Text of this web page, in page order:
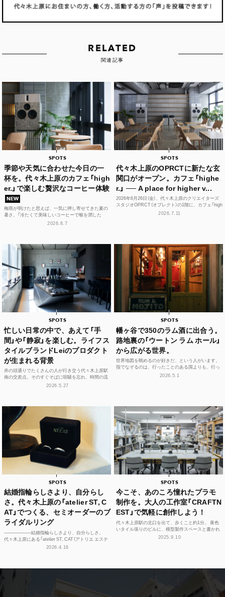
RELATED
関連記事
SPOTS
季節や天気に合わせた今日の一
杯を。代々木上原のカフェ「high
er.」で楽しむ贅沢なコーヒー体験
NEW
梅雨が明けたと思えば、一気に押し寄せてきた夏の
暑さ。「冷たくて美味しいコーヒーで喉を潤した
い！」そんな思いを叶えてくれるカフェが、この夏、
2026.8.7
SPOTS
代々木上原のOPRCTに新たな玄
関口がオープン。カフェ「highe
r.」 ── A place for higher v...
2026年6月26日（金）、代々木上原のクリエイターズ
スタジオOPRCT（オプレクト）の1階に、カフェ「high
er.」（ハイアー）がグランドオープンし...
2026.7.11
SPOTS
忙しい日常の中で、あえて「手
間」や「静寂」を楽しむ。ライフス
タイルブランドLeiのプロダクト
が生まれる背景
井の頭通りでたくさんの人が行き交う代々木上原駅
南の交差点。そのすぐそばに喧騒を忘れ、時間の流
れや感性をフラットに整えられる空間があります。
2026.5.27
SPOTS
幡ヶ谷で350のラム酒に出合う。
路地裏の「ウートン ラム ホール」
から広がる世界。
世界地図を眺めるのが好きだ、という人がいます。
指でなぞるのは、行ったことのある国よりも、行っ
たことのない島々のほう。カリブ海に散らばる、名
2026.5.1
SPOTS
結婚指輪らしさより、自分らし
さ。代々木上原の「atelier ST, C
AT」でつくる、セミオーダーのブ
ライダルリング
——————結婚指輪らしさより、自分らしさ。
代々木上原にある「atelier ST, CAT（アトリエ エステ
ィーキャット）」は、アトリエを併設するブ...
2026.4.16
SPOTS
今こそ、あのころ憧れたプラモ
制作を。大人の工作室「CRAFTN
EST」で気軽に創作しよう！
代々木上原駅の北口を出て、歩くこと約1分。 黄色
いタイル張りのビルに、模型製作スペースと書かれ
た看板が見えてくる。 誘われるように2階へと続く
2025.9.10